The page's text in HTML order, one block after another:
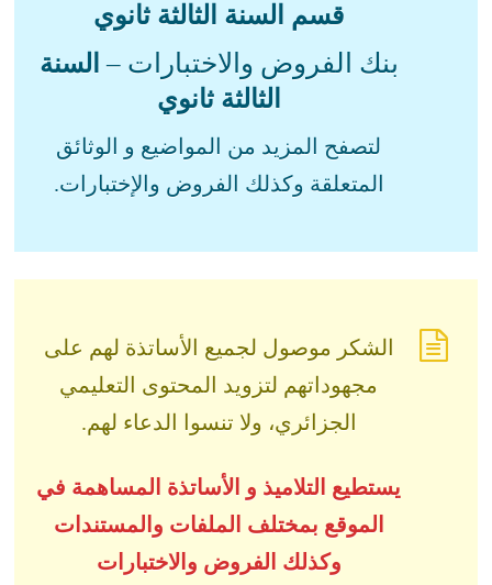
قسم السنة الثالثة ثانوي
بنك الفروض والاختبارات – السنة
الثالثة ثانوي
لتصفح المزيد من المواضيع و الوثائق
المتعلقة وكذلك الفروض والإختبارات.
الشكر موصول لجميع الأساتذة لهم على
مجهوداتهم لتزويد المحتوى التعليمي
الجزائري، ولا تنسوا الدعاء لهم.
يستطيع التلاميذ و الأساتذة المساهمة في
الموقع بمختلف الملفات والمستندات
وكذلك الفروض والاختبارات